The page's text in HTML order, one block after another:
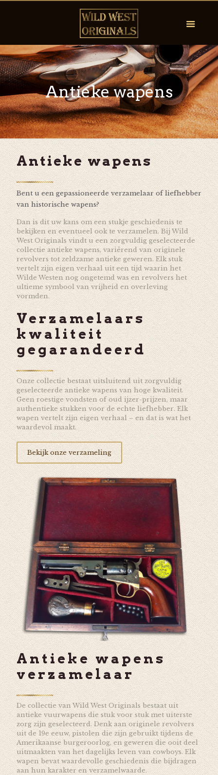
Antieke wapens
Antieke wapens
Bent u een gepassioneerde verzamelaar of liefhebber
van historische wapens?
Dan is dit uw kans om een stukje geschiedenis te
bekijken en eventueel ook te verzamelen. Bij Wild
West Originals vindt u een zorgvuldig geselecteerde
collectie antieke wapens, variërend van originele
revolvers tot zeldzame antieke geweren. Elk stuk
vertelt zijn eigen verhaal uit een tijd waarin het
Wilde Westen nog ongetemd was en revolvers het
ultieme symbool van vrijheid en overleving
vormden.
Verzamelaars
kwaliteit
gegarandeerd
Onze collectie bestaat uitsluitend uit zorgvuldig
geselecteerde antieke wapens van hoge kwaliteit.
Geen roestige vondsten of oud ijzer-prijzen, maar
authentieke stukken voor de echte liefhebber. Elk
wapen vertelt zijn eigen verhaal – en dat is wat het
waardevol maakt.
Bekijk onze verzameling
Antieke wapens
verzamelaar
De collectie van Wild West Originals bestaat uit
antieke vuurwapens die stuk voor stuk met uiterste
zorg zijn geselecteerd. Denk aan originele revolvers
uit de 19e eeuw, pistolen die zijn gebruikt tijdens de
Amerikaanse burgeroorlog, en geweren die ooit deel
uitmaakten van het dagelijks leven van cowboys. Elk
wapen bevat waardevolle geschiedenis die bijdragen
aan hun karakter en verzamelwaarde.